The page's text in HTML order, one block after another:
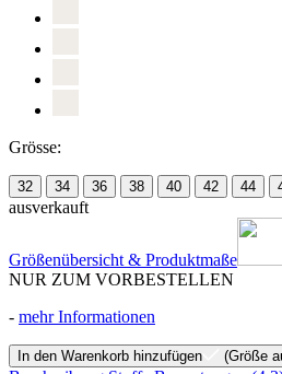
Grösse:
32 34 36 38 40 42 44
ausverkauft
Größenübersicht & Produktmaße
NUR ZUM VORBESTELLEN
- mehr Informationen
In den Warenkorb hinzufügen (Größe